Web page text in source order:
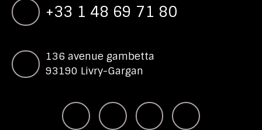
+33 1 48 69 71 80
136 avenue gambetta
93190 Livry-Gargan